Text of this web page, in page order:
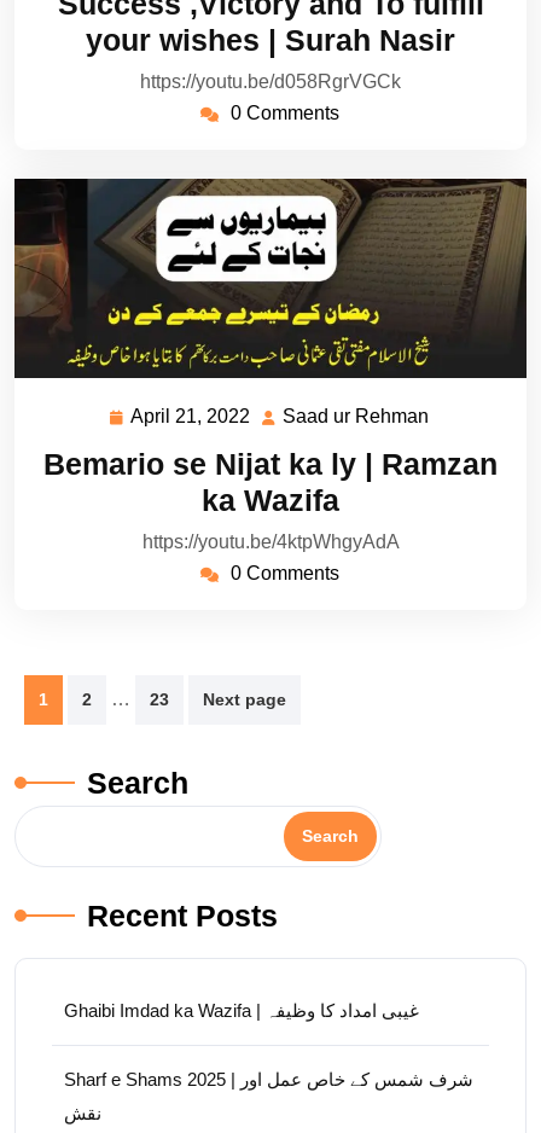
2022
Rehman
your wishes | Surah Nasir
https://youtu.be/d058RgrVGCk
0 Comments
April 21, 2022
April
2022
Saad ur Rehman
Rehman
Bemario se Nijat ka ly | Ramzan
ka Wazifa
https://youtu.be/4ktpWhgyAdA
0 Comments
Posts
pagination
1 2 … 23 Next page
Search
Search
Recent Posts
Ghaibi Imdad ka Wazifa | غیبی امداد کا وظیفہ
Sharf e Shams 2025 | شرف شمس کے خاص عمل اور
نقش